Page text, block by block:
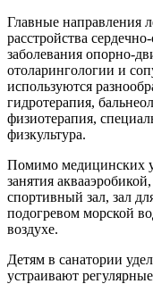
Главные направления
расстройства
заболевания опорно-
отоларингологии и
используются
гидротерапия,
физиотерапия,
физкультура.
Помимо медицинских
занятия
спортивный зал, зал
подогревом морской
воздухе.
Детям в санатории
устраивают